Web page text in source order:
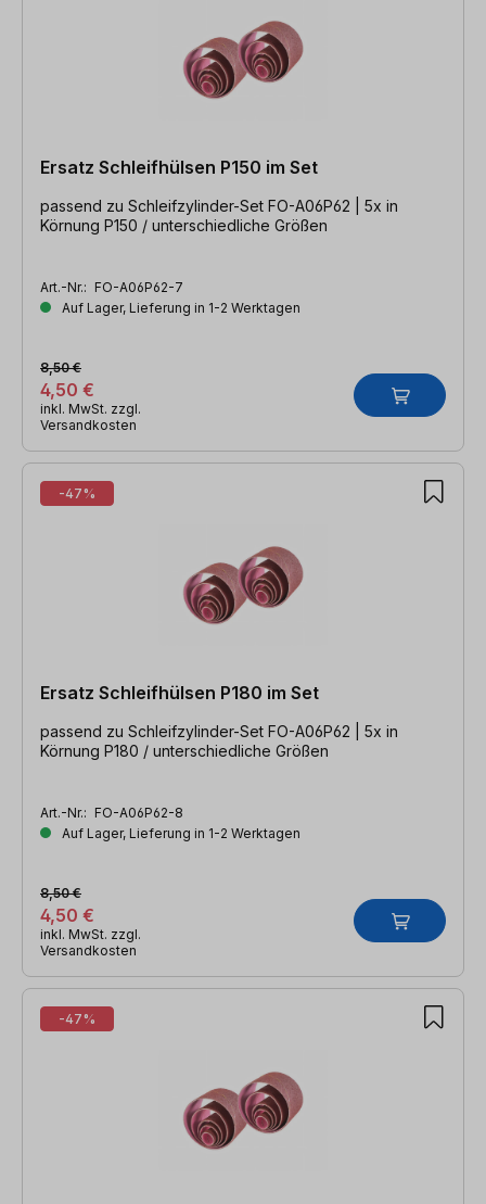
Ersatz Schleifhülsen P150 im Set
passend zu Schleifzylinder-Set FO-A06P62 | 5x in
Körnung P150 / unterschiedliche Größen
Art.-Nr.: FO-A06P62-7
Auf Lager, Lieferung in 1-2 Werktagen
4,50 €
8,50 €
inkl. MwSt. zzgl.
Versandkosten
-47%
Ersatz Schleifhülsen P180 im Set
passend zu Schleifzylinder-Set FO-A06P62 | 5x in
Körnung P180 / unterschiedliche Größen
Art.-Nr.: FO-A06P62-8
Auf Lager, Lieferung in 1-2 Werktagen
4,50 €
8,50 €
inkl. MwSt. zzgl.
Versandkosten
-47%